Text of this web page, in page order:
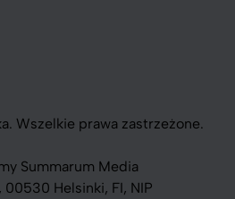
Wszelkie prawa zastrzeżone.
Summarum Media
00530 Helsinki, FI, NIP